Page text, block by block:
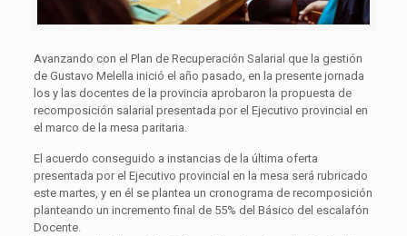
Avanzando con el Plan de Recuperación Salarial que la gestión
de Gustavo Melella inició el año pasado, en la presente jornada
los y las docentes de la provincia aprobaron la propuesta de
recomposición salarial presentada por el Ejecutivo provincial en
el marco de la mesa paritaria.
El acuerdo conseguido a instancias de la última oferta
presentada por el Ejecutivo provincial en la mesa será rubricado
este martes, y en él se plantea un cronograma de recomposición
planteando un incremento final de 55% del Básico del escalafón
Docente.